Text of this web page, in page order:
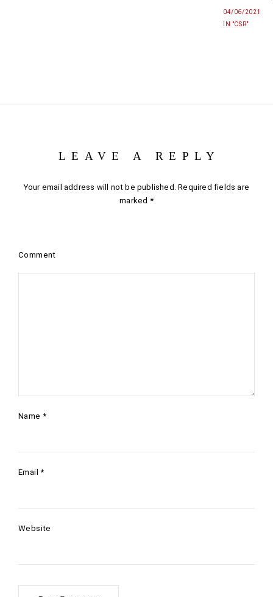
04/06/2021
IN "CSR"
LEAVE A REPLY
Your email address will not be published. Required fields are
marked *
Comment
Name *
Email*
Website